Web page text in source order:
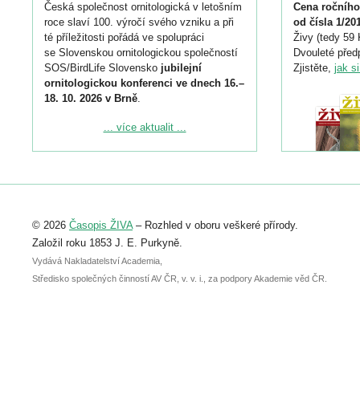
Česká společnost ornitologická v letošním
roce slaví 100. výročí svého vzniku a při
té příležitosti pořádá ve spolupráci
se Slovenskou ornitologickou společností
SOS/BirdLife Slovensko jubilejní
ornitologickou konferenci ve dnech 16.–
18. 10. 2026 v Brně.
Podrobnější informace ke konferenci
Registrovat se můžete do 6. září.
abstraktu přihlášené přednášky nebo
posteru je už 30. června.
... více aktualit ...
Cena
od čísla 1/
Živy (tedy 59
Dvouleté
Zjistěte, jak
© 2026 Časopis ŽIVA– Rozhled v oboru veškeré přírody.
Založil roku 1853 J. E. Purkyně.
Vydává Nakladatelství Academia,
Středisko společných činností AV ČR, v. v. i., za podpory Akademie věd ČR.